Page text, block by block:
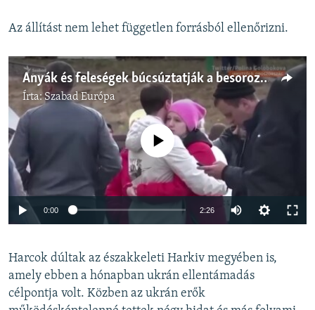
Az állítást nem lehet független forrásból ellenőrizni.
Anyák és feleségek búcsúztatják a besorozott férfiakat Oroszországban
Írta:Szabad Európa
Auto 240p 360p 480p
Jelenleg nincs elérhető tartalom
0:00 2:26
360p
480p
720p
Harcok dúltak az északkeleti Harkiv megyében is,
amely ebben a hónapban ukrán ellentámadás
célpontja volt. Közben az ukrán erők